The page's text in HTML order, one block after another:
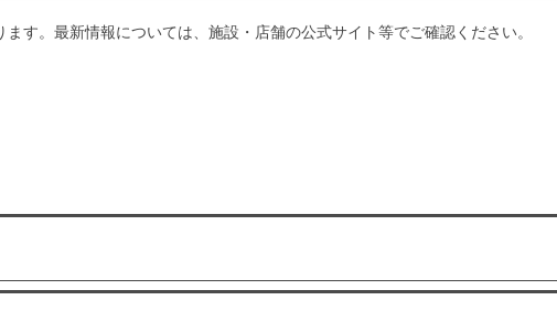
す。最新情報については、施設・店舗の公式サイト等でご確認ください。